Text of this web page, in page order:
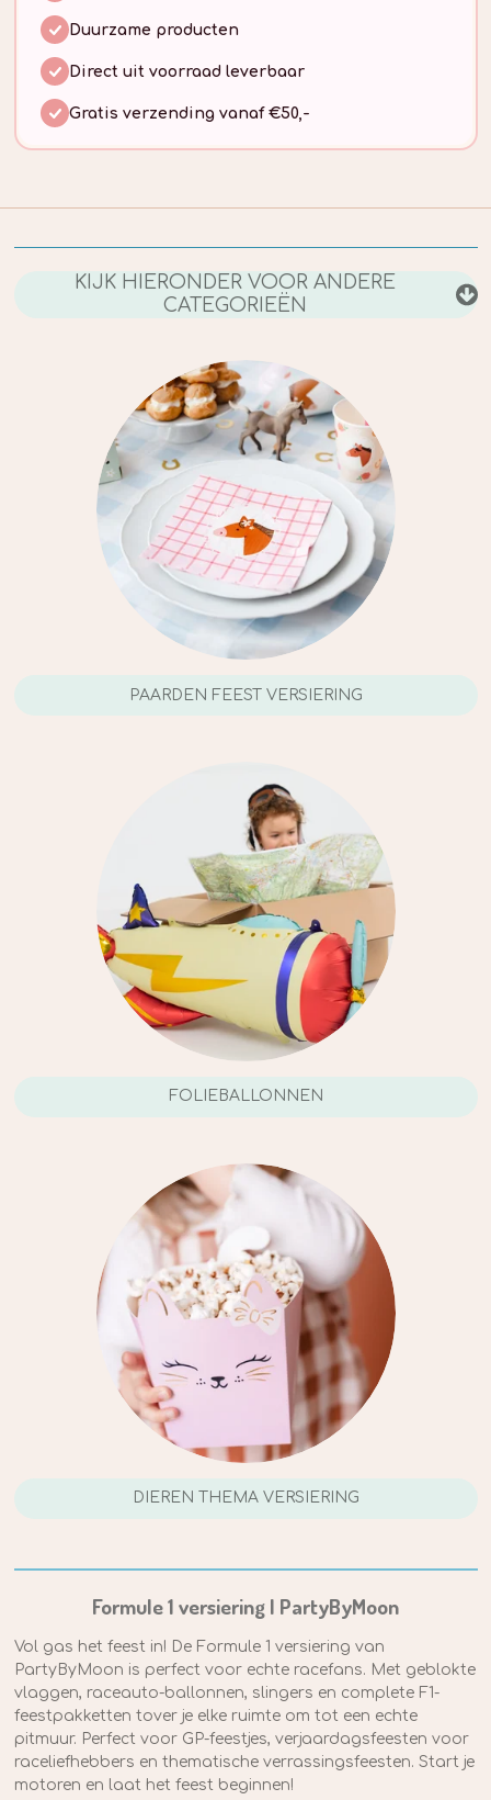
Duurzame producten
Direct uit voorraad leverbaar
Gratis verzending vanaf €50,-
KIJK HIERONDER VOOR ANDERE
CATEGORIEËN
PAARDEN FEEST VERSIERING
FOLIEBALLONNEN
DIEREN THEMA VERSIERING
Formule 1 versiering | PartyByMoon
Vol gas het feest in! De Formule 1 versiering van
PartyByMoon is perfect voor echte racefans. Met geblokte
vlaggen, raceauto-ballonnen, slingers en complete F1-
feestpakketten tover je elke ruimte om tot een echte
pitmuur. Perfect voor GP-feestjes, verjaardagsfeesten voor
raceliefhebbers en thematische verrassingsfeesten. Start je
motoren en laat het feest beginnen!